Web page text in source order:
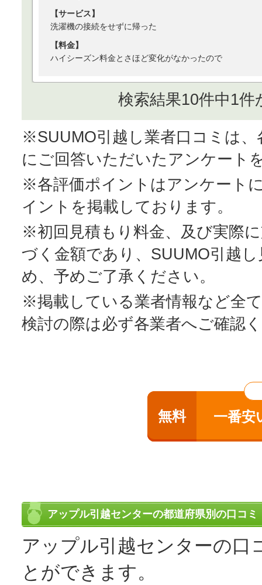
【サービス】
洗濯機の接続をせずに帰った
【料金】
ハイシーズン料金とさほど変化がなかったので
検索結果10件中1
※SUUMO引越し業者口コミは
にご回答いただいたアンケート
※各評価ポイントはアンケート
イントを掲載しております。
※初回見積もり料金、及び実際
づく金額であり、SUUMO引越
め、予めご了承ください。
※掲載している業者情報など全
検討の際は必ず各業者へご確認
無料 一番安
アップル引越センターの都道府県別の口コミ
アップル引越センターの口
とができます。